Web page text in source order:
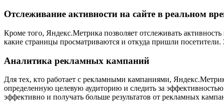
Отслеживание активности на сайте в реальном
Кроме того, Яндекс.Метрика позволяет отслеживать
какие страницы просматриваются и откуда пришли посетители.
Аналитика рекламных кампаний
Для тех, кто работает с рекламными кампаниями,
определенную целевую аудиторию и следить за
эффективно и получать больше результатов от рекламных